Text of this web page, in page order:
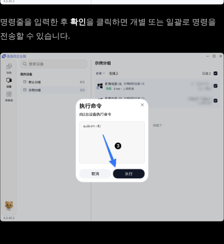
명령줄을 입력한 후 확인을 클릭하면 개별 또는 일괄로 명령을
전송할 수 있습니다.